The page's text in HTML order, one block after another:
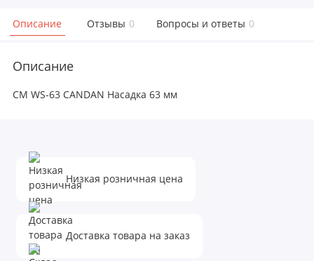
Описание Отзывы 0 Вопросы и ответы 0
Описание
CM WS-63 CANDAN Насадка 63 мм
Низкая розничная цена
Доставка товара на заказ